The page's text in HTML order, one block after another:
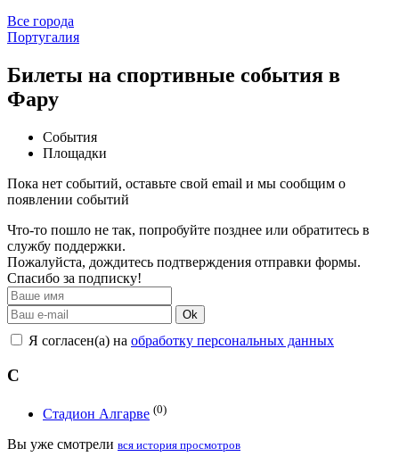
Все города
Португалия
Билеты на спортивные события в
Фару
События
Площадки
Пока нет событий, оставьте свой email и мы сообщим о
появлении событий
Что-то пошло не так, попробуйте позднее или обратитесь в
службу поддержки.
Пожалуйста, дождитесь подтверждения отправки формы.
Спасибо за подписку!
Ok
Я согласен(а) на обработку персональных данных
С
Стадион Алгарве (0)
Вы уже смотрели вся история просмотров